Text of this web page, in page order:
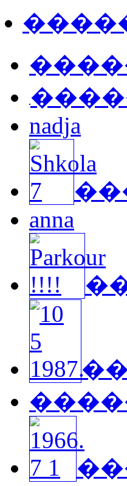
nadja
anna